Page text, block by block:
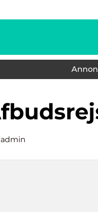
admin